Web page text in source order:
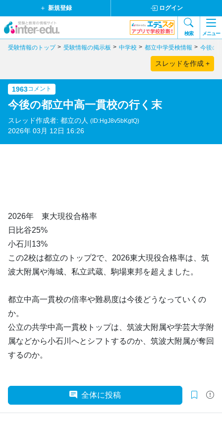
新規登録 ログイン
検索 メニュー
受験情報のトップ 受験情報の掲示板 中学校 都立中学受検情報 今後の
スレッドを作成 +
1963コメント
今後の都立中高一貫校の行く末
スレッド作成者: 都立の人 (ID:HgJ8v5bKgtQ)
2026年 03月 12日 16:26
2026年 東大現役合格率
日比谷25%
小石川13%
この2校は都立のトップ2で、2026東大現役合格率は、筑
波大附属や海城、私立武蔵、駒場東邦を超えました。
都立中高一貫校の倍率や難易度は今後どうなっていくの
か。
公立の共学中高一貫校トップは、筑波大附属や学芸大学附
属などから小石川へとシフトするのか、筑波大附属が奪回
するのか。
全体に投稿